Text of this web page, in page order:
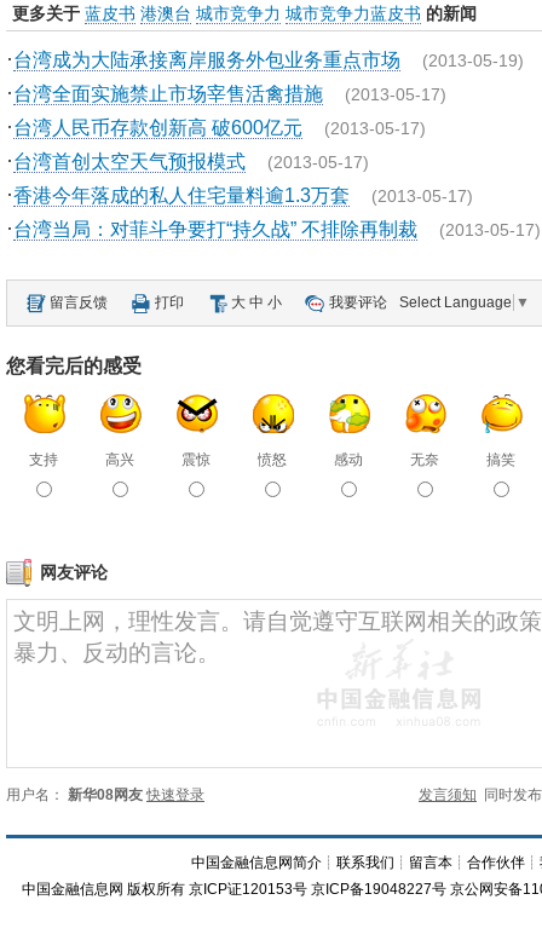
更多关于 蓝皮书 港澳台 城市竞争力 城市竞争力蓝皮书 的新闻
·台湾成为大陆承接离岸服务外包业务重点市场 (2013-05-19)
·台湾全面实施禁止市场宰售活禽措施 (2013-05-17)
·台湾人民币存款创新高 破600亿元 (2013-05-17)
·台湾首创太空天气预报模式 (2013-05-17)
·香港今年落成的私人住宅量料逾1.3万套 (2013-05-17)
·台湾当局：对菲斗争要打“持久战” 不排除再制裁 (2013-05-17)
留言反馈 打印 大 中 小 我要评论 Select Language ▼
您看完后的感受
支持 高兴 震惊 愤怒 感动 无奈 搞笑
网友评论
用户名： 新华08网友 快速登录 发言须知 同时发
中国金融信息网简介 ┊联系我们 ┊ 留言本 ┊合作伙伴 ┊
中国金融信息网 版权所有 京ICP证120153号 京ICP备19048227号 京公网安备